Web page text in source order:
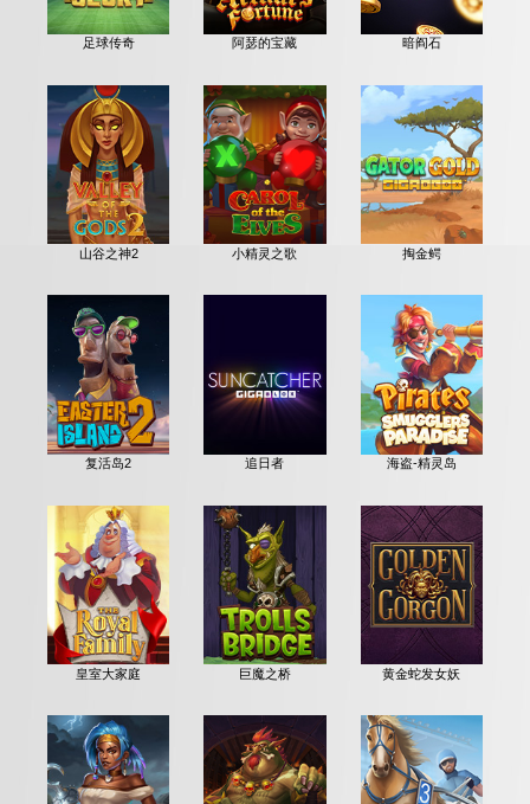
足球传奇 阿瑟的宝藏 暗阎石
山谷之神2 小精灵之歌 掏金鳄
复活岛2 追日者 海盗-精灵岛
皇室大家庭 巨魔之桥 黄金蛇发女妖